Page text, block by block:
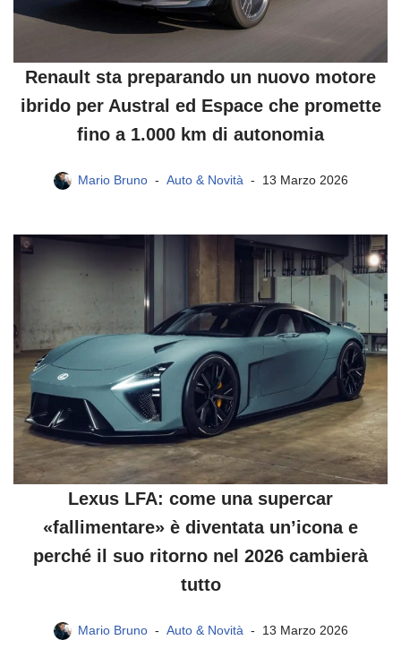
Renault sta preparando un nuovo motore
ibrido per Austral ed Espace che promette
fino a 1.000 km di autonomia
Mario Bruno Auto & Novità 13 Marzo 2026
Lexus LFA: come una supercar
«fallimentare» è diventata un’icona e
perché il suo ritorno nel 2026 cambierà
tutto
Mario Bruno Auto & Novità 13 Marzo 2026